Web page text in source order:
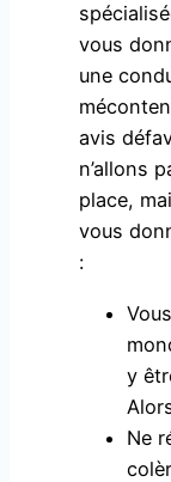
vous
une
avis
n’allons
place,
vous
:
y
Ne